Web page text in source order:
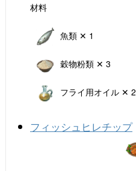
材料
魚類 ✕ 1
穀物粉類 ✕ 3
フライ用オイル ✕ 2
フィッシュヒレチップ